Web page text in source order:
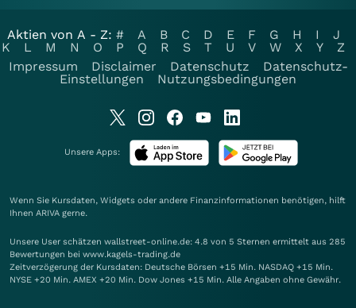
Aktien von A - Z: # A B C D E F G H I
J
K
L M N O P Q R S T U V W X Y
Z
Impressum
Disclaimer Datenschutz
Datenschutz-
Einstellungen
Nutzungsbedingungen
Unsere Apps:
Wenn Sie Kursdaten, Widgets oder andere Finanzinformationen benötigen, hilft
Ihnen ARIVA gerne.
Unsere User schätzen wallstreet-online.de: 4.8 von 5 Sternen ermittelt aus 285
Bewertungen bei www.kagels-trading.de
Zeitverzögerung der Kursdaten: Deutsche Börsen +15 Min. NASDAQ +15 Min.
NYSE +20 Min. AMEX +20 Min. Dow Jones +15 Min. Alle Angaben ohne Gewähr.